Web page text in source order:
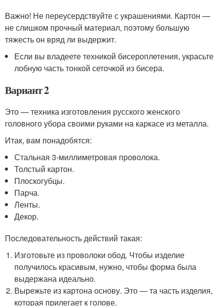
Важно! Не переусердствуйте с украшениями. Картон —
не слишком прочный материал, поэтому большую
тяжесть он вряд ли выдержит.
Если вы владеете техникой бисероплетения, украсьте
лобную часть тонкой сеточкой из бисера.
Вариант 2
Это — техника изготовления русского женского
головного убора своими руками на каркасе из металла.
Итак, вам понадобятся:
Стальная 3-миллиметровая проволока.
Толстый картон.
Плоскогубцы.
Парча.
Ленты.
Декор.
Последовательность действий такая:
Изготовьте из проволоки обод. Чтобы изделие
получилось красивым, нужно, чтобы форма была
выдержана идеально.
Вырежьте из картона основу. Это — та часть изделия,
которая прилегает к голове.